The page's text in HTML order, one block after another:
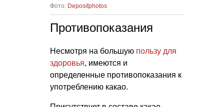
Фото: Depositphotos
Противопоказания
Несмотря на большую пользу для
здоровья, имеются и
определенные противопоказания к
употреблению какао.